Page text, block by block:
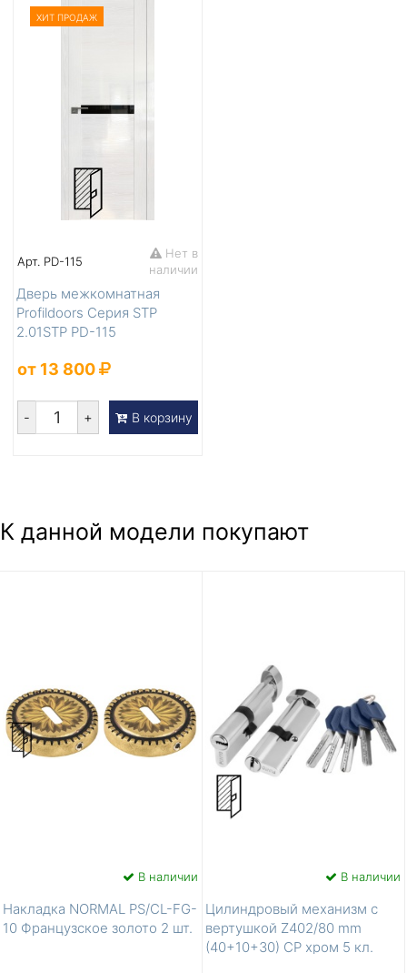
ХИТ ПРОДАЖ
Арт. PD-115
Нет в
наличии
Дверь межкомнатная
Profildoors Серия STP
2.01STP PD-115
от 13 800
- + В корзину
К данной модели покупают
В наличии
Накладка NORMAL PS/CL-FG-
10 Французское золото 2 шт.
В наличии
Цилиндровый механизм с
вертушкой Z402/80 mm
(40+10+30) CP хром 5 кл.